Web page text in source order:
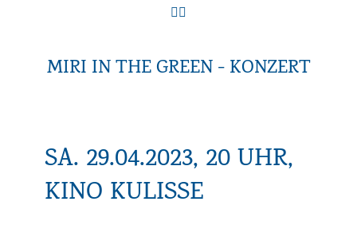
MIRI IN THE GREEN - KONZERT
SA. 29.04.2023, 20 UHR,
KINO KULISSE